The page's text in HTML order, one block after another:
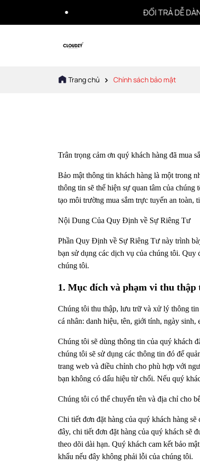
ĐỔI TRẢ DỄ DÀNG
Trang chủ Chính sách bảo mật
Trân trọng cảm ơn quý khách hàng đã mua
Bảo mật thông tin khách hàng là một trong
thông tin sẽ thể hiện sự quan tâm của
tạo môi trường mua sắm trực tuyến an toàn,
Nội Dung Của Quy Định về Sự Riêng Tư
Phần Quy Định về Sự Riêng Tư này trình
bạn sử dụng các dịch vụ của chúng tôi.
chúng tôi.
1. Mục đích và phạm vi thu thập
Chúng tôi thu thập, lưu trữ và xử lý thông
cá nhân: danh hiệu, tên, giới tính, ngày
Chúng tôi sẽ dùng thông tin của quý khách
chúng tôi sẽ sử dụng các thông tin đó để
trang web và điều chỉnh cho phù hợp với
bạn không có dấu hiệu từ chối. Nếu quý
Chúng tôi có thể chuyển tên và địa chỉ cho
Chi tiết đơn đặt hàng của quý khách hàng
đây, chi tiết đơn đặt hàng của quý khách sẽ
theo dõi dài hạn. Quý khách cam kết bảo
khẩu nếu đây không phải lỗi của chúng tôi.